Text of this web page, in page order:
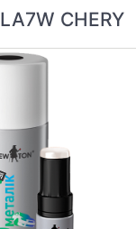
LA7W CHERY